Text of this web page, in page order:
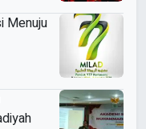
Menuju